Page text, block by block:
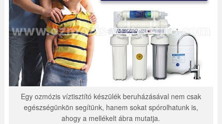
Egy ozmózis víztisztító készülék beruházásával nem csak
egészségünkön segítünk, hanem sokat spórolhatunk is,
ahogy a mellékelt ábra mutatja.